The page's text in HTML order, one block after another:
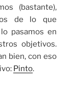
(bastante),
de lo que
pasamos en
objetivos.
bien, con eso
Pinto.